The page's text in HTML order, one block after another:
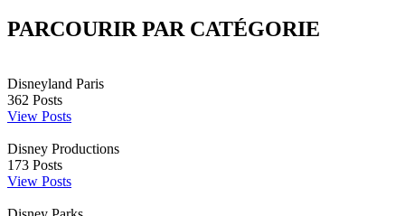
PARCOURIR PAR CATÉGORIE
Disneyland Paris
362 Posts
View Posts
Disney Productions
173 Posts
View Posts